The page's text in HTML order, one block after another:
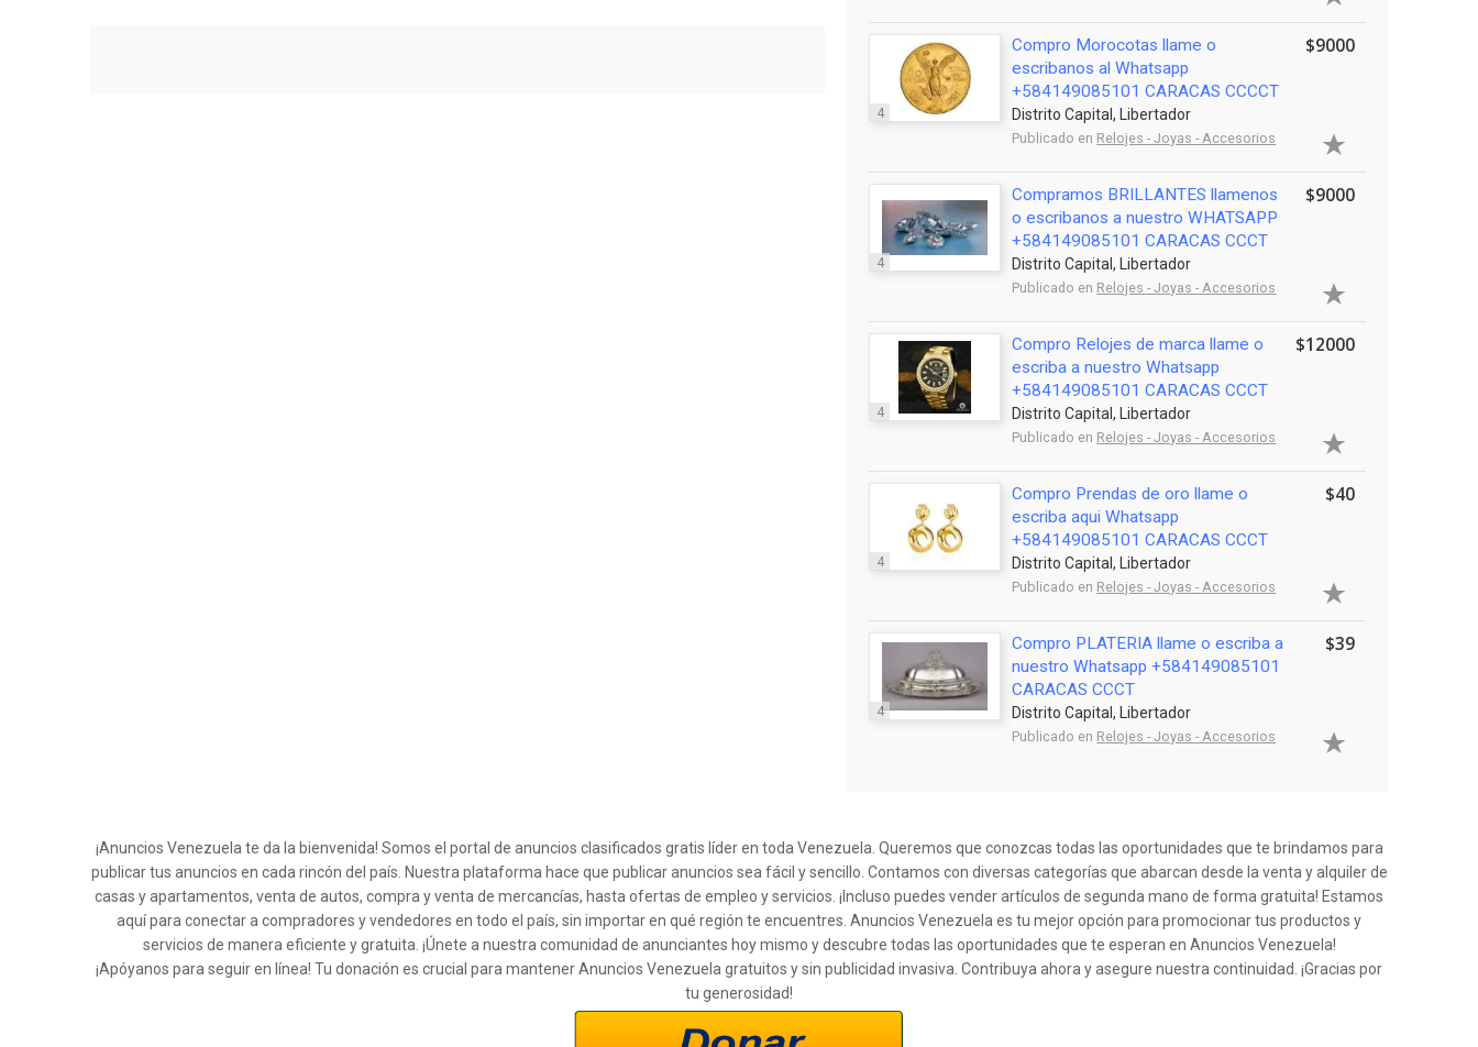
4
Compro Morocotas llame o
escribanos al Whatsapp
+584149085101 CARACAS CCCCT
Distrito Capital, Libertador
Publicado en Relojes - Joyas - Accesorios
$9000
4
Compramos BRILLANTES llamenos
o escribanos a nuestro WHATSAPP
+584149085101 CARACAS CCCT
Distrito Capital, Libertador
Publicado en Relojes - Joyas - Accesorios
$9000
4
Compro Relojes de marca llame o
escriba a nuestro Whatsapp
+584149085101 CARACAS CCCT
Distrito Capital, Libertador
Publicado en Relojes - Joyas - Accesorios
$12000
4
Compro Prendas de oro llame o
escriba aqui Whatsapp
+584149085101 CARACAS CCCT
Distrito Capital, Libertador
Publicado en Relojes - Joyas - Accesorios
$40
4
Compro PLATERIA llame o escriba a
nuestro Whatsapp +584149085101
CARACAS CCCT
Distrito Capital, Libertador
Publicado en Relojes - Joyas - Accesorios
$39
¡Anuncios Venezuela te da la bienvenida! Somos el portal de anuncios clasificados gratis líder en toda Venezuela. Queremos que conozcas todas las oportunidades que te brindamos para
publicar tus anuncios en cada rincón del país. Nuestra plataforma hace que publicar anuncios sea fácil y sencillo. Contamos con diversas categorías que abarcan desde la venta y alquiler de
casas y apartamentos, venta de autos, compra y venta de mercancías, hasta ofertas de empleo y servicios. ¡Incluso puedes vender artículos de segunda mano de forma gratuita! Estamos
aquí para conectar a compradores y vendedores en todo el país, sin importar en qué región te encuentres. Anuncios Venezuela es tu mejor opción para promocionar tus productos y
servicios de manera eficiente y gratuita. ¡Únete a nuestra comunidad de anunciantes hoy mismo y descubre todas las oportunidades que te esperan en Anuncios Venezuela!
¡Apóyanos para seguir en línea! Tu donación es crucial para mantener Anuncios Venezuela gratuitos y sin publicidad invasiva. Contribuya ahora y asegure nuestra continuidad. ¡Gracias por
tu generosidad!